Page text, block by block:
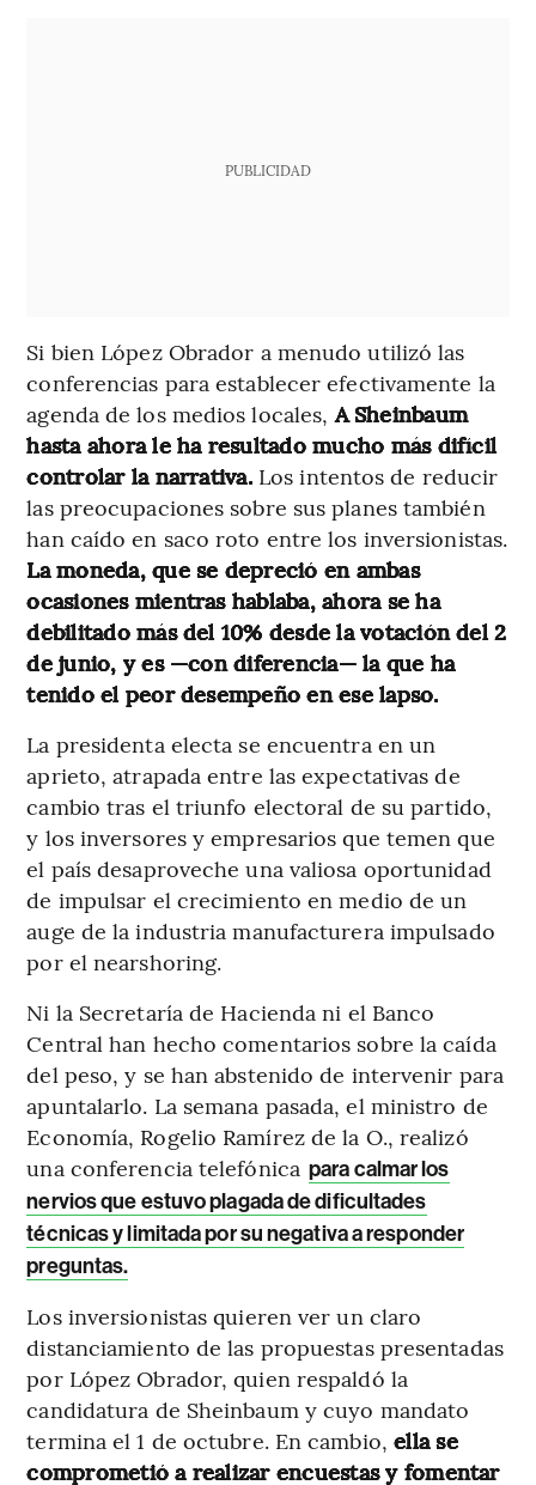
PUBLICIDAD
Si bien López Obrador a menudo utilizó las
conferencias para establecer efectivamente la
agenda de los medios locales, A Sheinbaum
hasta ahora le ha resultado mucho más difícil
controlar la narrativa.Los intentos de reducir
las preocupaciones sobre sus planes también
han caído en saco roto entre los inversionistas.
La moneda, que se depreció en ambas
ocasiones mientras hablaba, ahora se ha
debilitado más del 10% desde la votación del 2
de junio, y es —con diferencia— la que ha
tenido el peor desempeño en ese lapso.
La presidenta electa se encuentra en un
aprieto, atrapada entre las expectativas de
cambio tras el triunfo electoral de su partido,
y los inversores y empresarios que temen que
el país desaproveche una valiosa oportunidad
de impulsar el crecimiento en medio de un
auge de la industria manufacturera impulsado
por el nearshoring.
Ni la Secretaría de Hacienda ni el Banco
Central han hecho comentarios sobre la caída
del peso, y se han abstenido de intervenir para
apuntalarlo. La semana pasada, el ministro de
Economía, Rogelio Ramírez de la O., realizó
una conferencia telefónica para calmar los
nervios que estuvo plagada de dificultades
técnicas y limitada por su negativa a responder
preguntas.
Los inversionistas quieren ver un claro
distanciamiento de las propuestas presentadas
por López Obrador, quien respaldó la
candidatura de Sheinbaum y cuyo mandato
termina el 1 de octubre. En cambio, ella se
comprometió a realizar encuestas y fomentar